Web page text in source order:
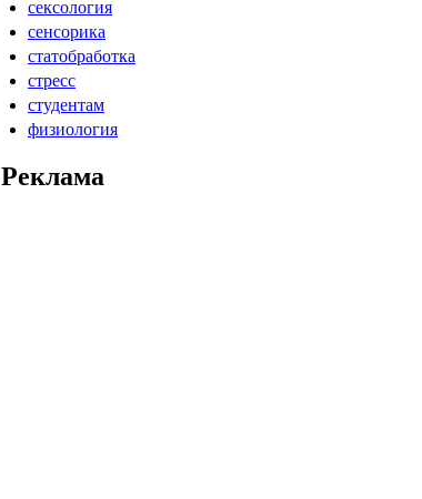
сексология
сенсорика
статобработка
стресс
студентам
физиология
Реклама